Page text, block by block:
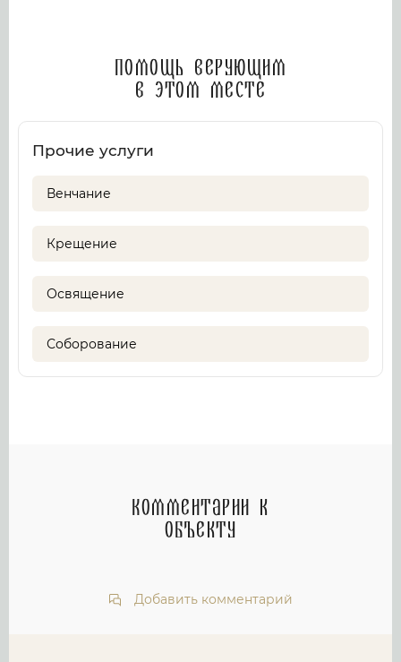
Помощь верующим
в этом месте
Прочие услуги
Венчание
Крещение
Освящение
Соборование
Комментарии к
объекту
Добавить комментарий